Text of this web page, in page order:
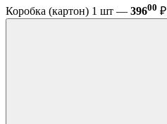
Коробка (картон) 1 шт — 39600 ₽